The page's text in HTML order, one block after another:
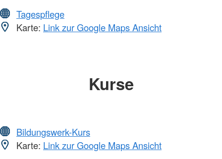
Tagespflege
Karte: Link zur Google Maps Ansicht
Kurse
Bildungswerk-Kurs
Karte: Link zur Google Maps Ansicht